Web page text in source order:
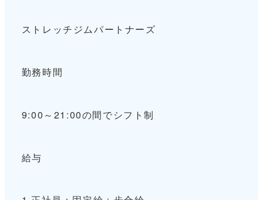
ストレッチジムパートナーズ​
勤務時間
9:00～21:00の間でシフト制
給与